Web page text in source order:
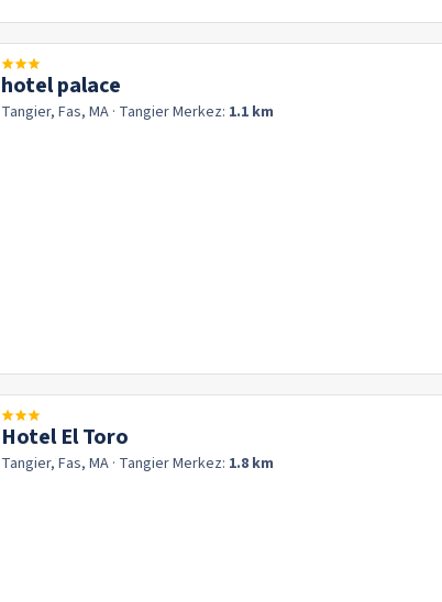
hotel palace
Tangier, Fas, MA · TangierMerkez: 1.1 km
Hotel El Toro
Tangier, Fas, MA · TangierMerkez: 1.8 km